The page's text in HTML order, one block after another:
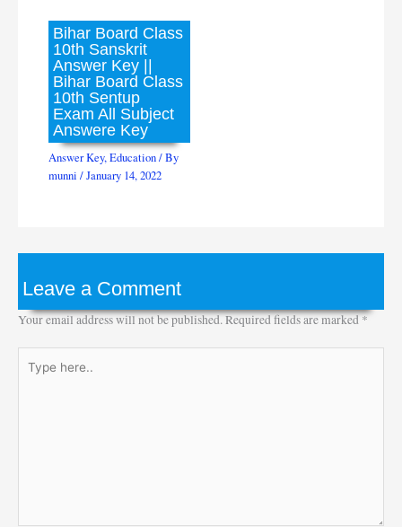
Bihar Board Class
10th Sanskrit
Answer Key ||
Bihar Board Class
10th Sentup
Exam All Subject
Answere Key
Answer Key,Education/ By
munni/January 14, 2022
Leave a Comment
Your email address will not be published.Required fields are marked*
here..